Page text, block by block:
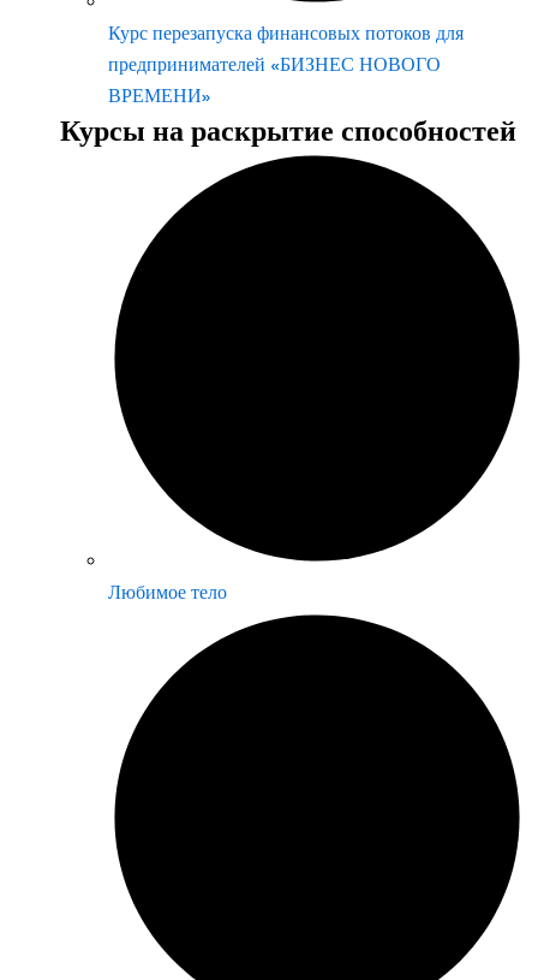
Курс перезапуска финансовых потоков для
предпринимателей «БИЗНЕС НОВОГО
ВРЕМЕНИ»
Курсы на раскрытие способностей
Любимое тело